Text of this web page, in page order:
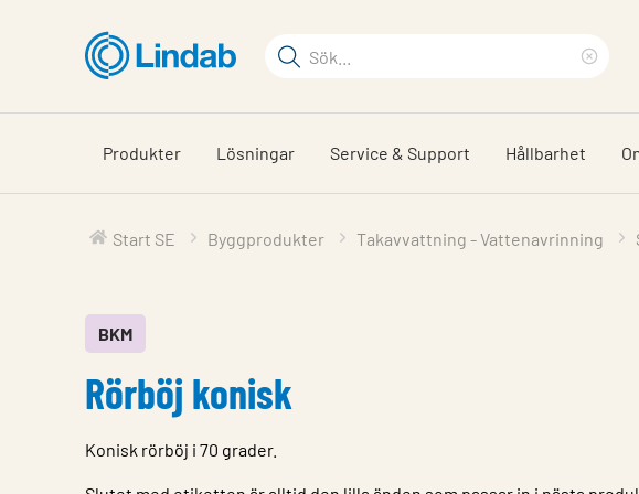
huvudinnehållet
Sökord
på
sajten
Produkter Lösningar Service & Support Hållbarhet
Start SE Byggprodukter Takavvattning - Vattenavrinning
BKM
Rörböj konisk
Konisk rörböj i 70 grader.